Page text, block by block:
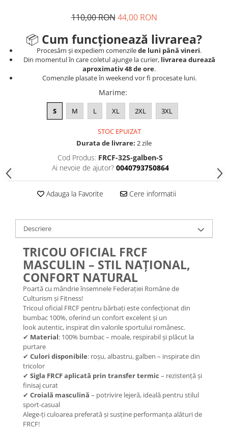
110,00 RON 44,00 RON
📦 Cum funcționează livrarea?
Procesăm și expediem comenzilede luni până vineri.
Din momentul în care coletul ajunge la curier, livrarea durează
aproximativ 48 de ore.
Comenzile plasate în weekend vor fi procesate luni.
Marime:
S M L XL 2XL 3XL
STOC EPUIZAT
Durata de livrare: 2 zile
Cod Produs: FRCF-32S-galben-S
Ai nevoie de ajutor? 0040793750864
Adauga la Favorite Cere informatii
Descriere
TRICOU OFICIAL FRCF
MASCULIN – STIL NAȚIONAL,
CONFORT NATURAL
Poartă cu mândrie însemnele Federației Române de
Culturism și Fitness!
Tricoul oficial FRCF pentru bărbați este confecționat din
bumbac 100%, oferind un confort excelent și un
look autentic, inspirat din valorile sportului românesc.
✔ Material: 100% bumbac – moale, respirabil și plăcut la
purtare
✔ Culori disponibile: roșu, albastru, galben – inspirate din
tricolor
✔ Sigla FRCF aplicată prin transfer termic – rezistență și
finisaj curat
✔ Croială masculină – potrivire lejeră, ideală pentru stilul
sport-casual
Alege-ți culoarea preferată și susține performanța alături de
FRCF!